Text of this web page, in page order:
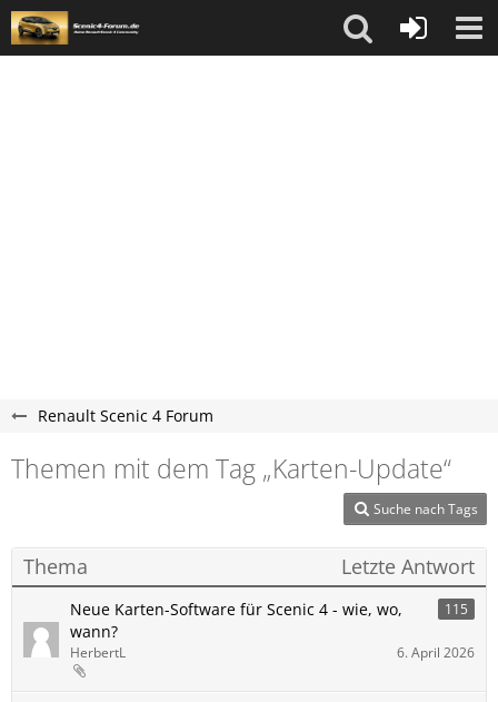
Renault Scenic 4 Forum
Themen mit dem Tag „Karten-Update“
Suche nach Tags
Thema Letzte Antwort
Neue Karten-Software für Scenic 4 - wie, wo,
wann?
115
HerbertL 6. April 2026